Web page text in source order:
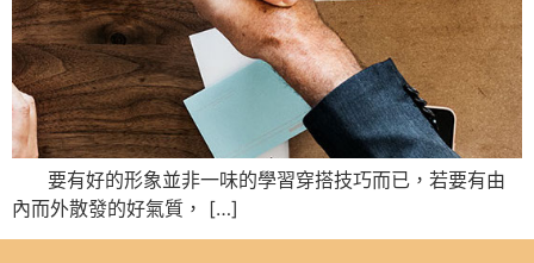
要有好的形象並非一味的學習穿搭技巧而已，若要有由
內而外散發的好氣質， […]